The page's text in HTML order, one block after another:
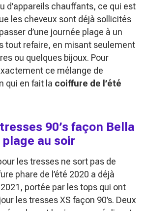
d’appareils chauffants, ce qui est
les cheveux sont déjà sollicités
d’une journée plage à un
tout refaire, en misant seulement
ou quelques bijoux. Pour
ce mélange de
qui en fait la coiffure de l’été
90’s façon Bella
au soir
les tresses ne sort pas de
phare de l’été 2020 a déjà
portée par les tops qui ont
les tresses XS façon 90’s. Deux